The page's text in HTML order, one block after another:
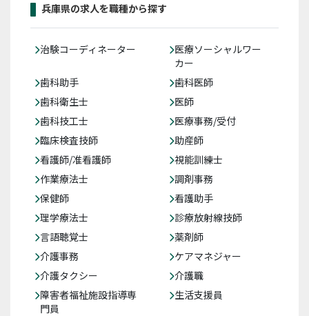
兵庫県の求人を職種から探す
治験コーディネーター
医療ソーシャルワー
カー
歯科助手
歯科医師
歯科衛生士
医師
歯科技工士
医療事務/受付
臨床検査技師
助産師
看護師/准看護師
視能訓練士
作業療法士
調剤事務
保健師
看護助手
理学療法士
診療放射線技師
言語聴覚士
薬剤師
介護事務
ケアマネジャー
介護タクシー
介護職
障害者福祉施設指導専
門員
生活支援員